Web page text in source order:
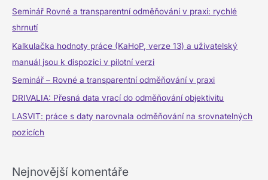
r
o
:
Seminář Rovné a transparentní odměňování v praxi: rychlé
shrnutí
Kalkulačka hodnoty práce (KaHoP, verze 13) a uživatelský
manuál jsou k dispozici v pilotní verzi
Seminář – Rovné a transparentní odměňování v praxi
DRIVALIA: Přesná data vrací do odměňování objektivitu
LASVIT: práce s daty narovnala odměňování na srovnatelných
pozicích
Nejnovější komentáře